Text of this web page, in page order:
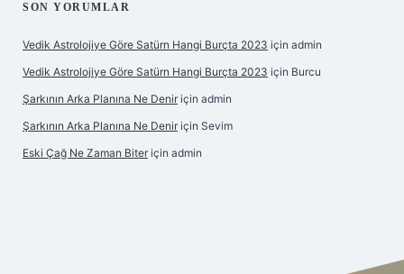
SON YORUMLAR
Vedik Astrolojiye Göre Satürn Hangi Burçta 2023 için admin
Vedik Astrolojiye Göre Satürn Hangi Burçta 2023 için Burcu
Şarkının Arka Planına Ne Denir için admin
Şarkının Arka Planına Ne Denir için Sevim
Eski Çağ Ne Zaman Biter için admin